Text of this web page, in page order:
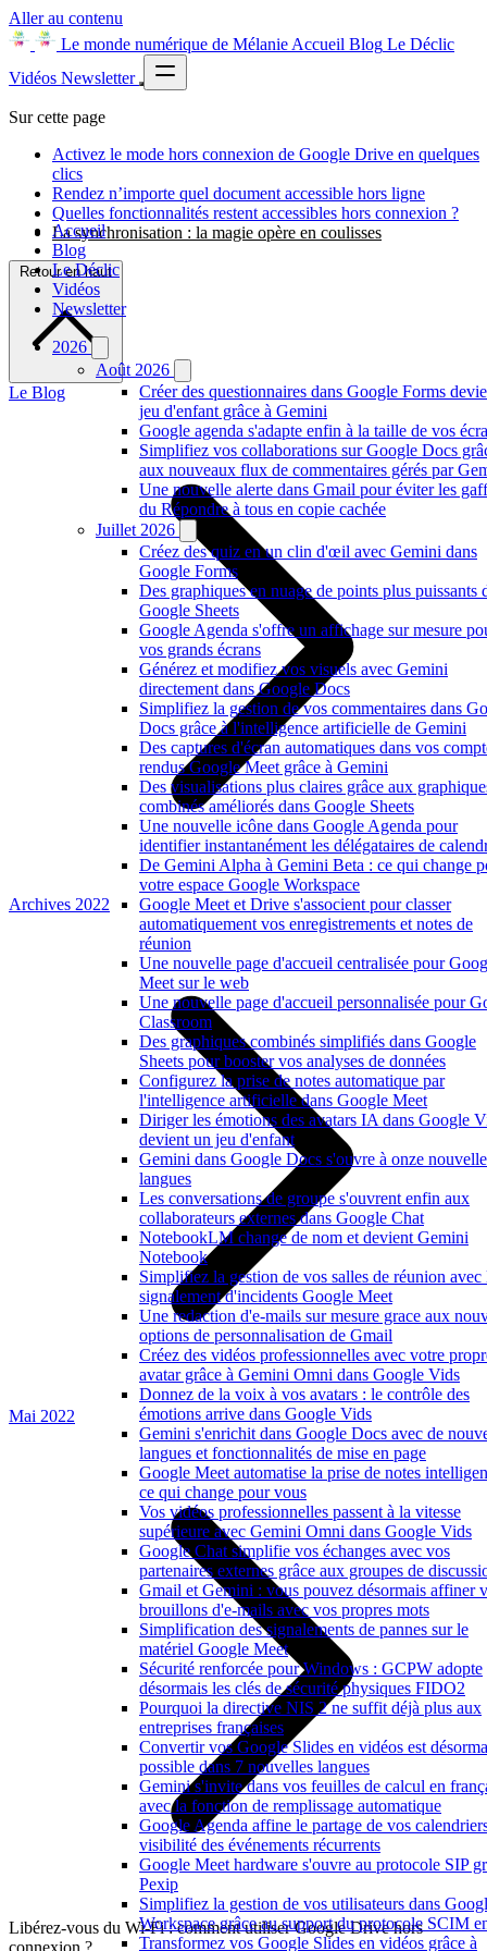
Aller au contenu
Le monde numérique de Mélanie Accueil Blog Le Déclic
Vidéos Newsletter
Accueil
Blog
Le Déclic
Vidéos
Newsletter
2026
Août 2026
Créer des questionnaires dans Google Forms
jeu d'enfant grâce à Gemini
Google agenda s'adapte enfin à la taille de vos
Simplifiez vos collaborations sur Google Docs
aux nouveaux flux de commentaires gérés par
Une nouvelle alerte dans Gmail pour éviter les
du Répondre à tous en copie cachée
Juillet 2026
Créez des quiz en un clin d'œil avec Gemini dans
Google Forms
Des graphiques en nuage de points plus puissants
Google Sheets
Google Agenda s'offre un affichage sur mesure
vos grands écrans
Générez et modifiez vos visuels avec Gemini
directement dans Google Docs
Simplifiez la gestion de vos commentaires dans
Docs grâce à l'intelligence artificielle de Gemini
Des captures d'écran automatiques dans vos
rendus Google Meet grâce à Gemini
Des visualisations plus claires grâce aux
combinés améliorés dans Google Sheets
Une nouvelle icône dans Google Agenda pour
identifier instantanément les délégataires de
De Gemini Alpha à Gemini Beta : ce qui change
votre espace Google Workspace
Google Meet et Drive s'associent pour classer
automatiquement vos enregistrements et notes de
réunion
Une nouvelle page d'accueil centralisée pour
Meet sur le web
Une nouvelle page d'accueil personnalisée pour
Classroom
Des graphiques combinés simplifiés dans Google
Sheets pour booster vos analyses de données
Configurez la prise de notes automatique par
l'intelligence artificielle dans Google Meet
Diriger les émotions des avatars IA dans Google
devient un jeu d'enfant
Gemini dans Google Docs s'ouvre à onze
langues
Les conversations de groupe s'ouvrent enfin aux
collaborateurs externes dans Google Chat
NotebookLM change de nom et devient Gemini
Notebook
Simplifiez la gestion de vos salles de réunion avec
signalement d'incidents Google Meet
Une redaction d'e-mails sur mesure grace aux
options de personnalisation de Gmail
Créez des vidéos professionnelles avec votre
avatar grâce à Gemini Omni dans Google Vids
Donnez de la voix à vos avatars : le contrôle des
émotions arrive dans Google Vids
Gemini s'enrichit dans Google Docs avec de
langues et fonctionnalités de mise en page
Google Meet automatise la prise de notes
ce qui change pour vous
Vos vidéos professionnelles passent à la vitesse
supérieure avec Gemini Omni dans Google Vids
Google Chat simplifie vos échanges avec vos
partenaires externes grâce aux groupes de
Gmail et Gemini : vous pouvez désormais affiner
brouillons d'e-mails avec vos propres mots
Simplification des signalements de pannes sur le
matériel Google Meet
Sécurité renforcée pour Windows : GCPW adopte
désormais les clés de sécurité physiques FIDO2
Pourquoi la directive NIS 2 ne suffit déjà plus aux
entreprises françaises
Convertir vos Google Slides en vidéos est
possible dans 7 nouvelles langues
Gemini s'invite dans vos feuilles de calcul en
avec la fonction de remplissage automatique
Google Agenda affine le partage de vos
visibilité des événements récurrents
Google Meet hardware s'ouvre au protocole SIP
Pexip
Simplifiez la gestion de vos utilisateurs dans
Workspace grâce au support du protocole SCIM
Transformez vos Google Slides en vidéos grâce à
Sur cette page
Activez le mode hors connexion de Google Drive en quelques
clics
Rendez n’importe quel document accessible hors ligne
Quelles fonctionnalités restent accessibles hors connexion ?
La synchronisation : la magie opère en coulisses
Retour en haut
Le Blog
Archives 2022
Mai 2022
Libérez-vous du Wi-Fi : comment utiliser Google Drive hors
connexion ?